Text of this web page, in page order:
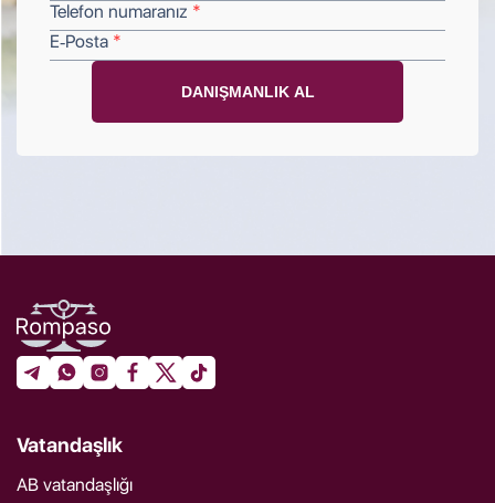
Telefon numaranız
E-Posta
Vatandaşlık
AB vatandaşlığı